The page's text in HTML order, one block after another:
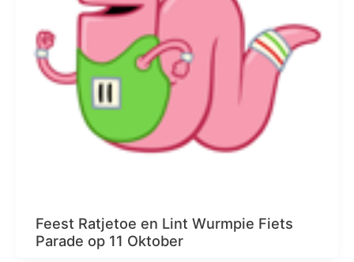
Feest Ratjetoe en Lint Wurmpie Fiets
Parade op 11 Oktober